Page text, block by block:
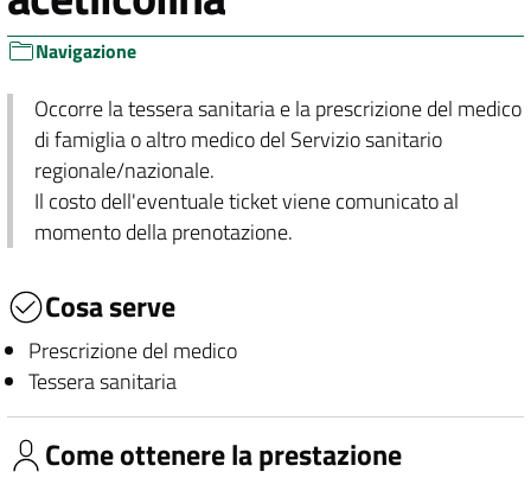
Navigazione
Occorre la tessera sanitaria e la prescrizione del medico
di famiglia o altro medico del Servizio sanitario
regionale/nazionale.
Il costo dell'eventuale ticket viene comunicato al
momento della prenotazione.
Cosa serve
Prescrizione del medico
Tessera sanitaria
Come ottenere la prestazione